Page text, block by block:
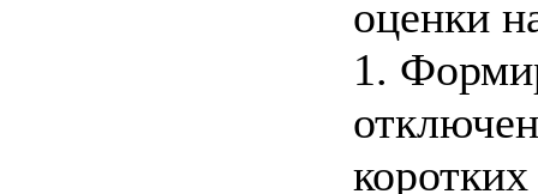
оценки
1.